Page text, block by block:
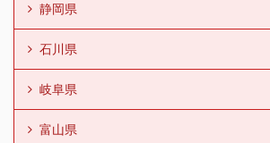
静岡県
石川県
岐阜県
富山県